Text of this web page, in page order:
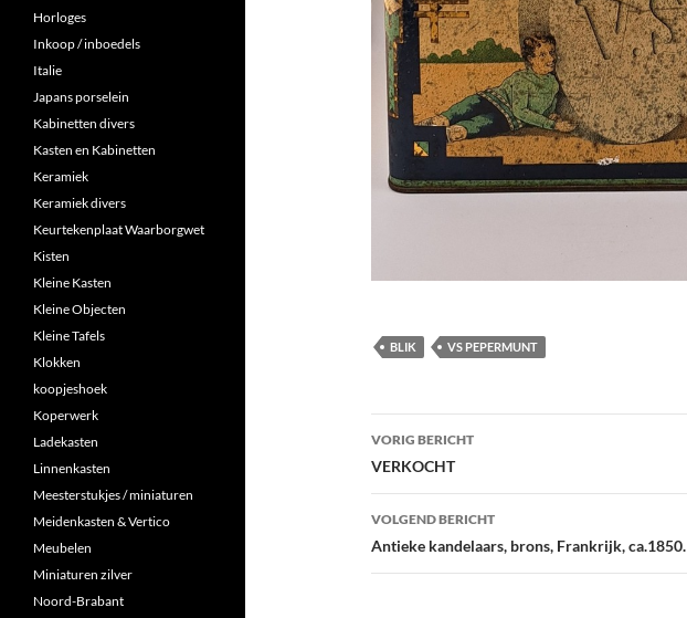
BLIK VS PEPERMUNT
Berichtnavigatie
VORIG BERICHT
VERKOCHT
VOLGEND BERICHT
Antieke kandelaars, brons, Frankrijk, ca.1850.
Horloges
Inkoop / inboedels
Italie
Japans porselein
Kabinetten divers
Kasten en Kabinetten
Keramiek
Keramiek divers
Keurtekenplaat Waarborgwet
Kisten
Kleine Kasten
Kleine Objecten
Kleine Tafels
Klokken
koopjeshoek
Koperwerk
Ladekasten
Linnenkasten
Meesterstukjes / miniaturen
Meidenkasten & Vertico
Meubelen
Miniaturen zilver
Noord-Brabant